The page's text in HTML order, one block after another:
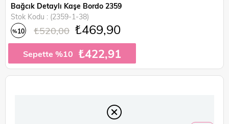
Bağcık Detaylı Kaşe Bordo 2359
Stok Kodu
(2359-1-38)
%10 ₺520,00 ₺469,90
Sepette %10 ₺422,91